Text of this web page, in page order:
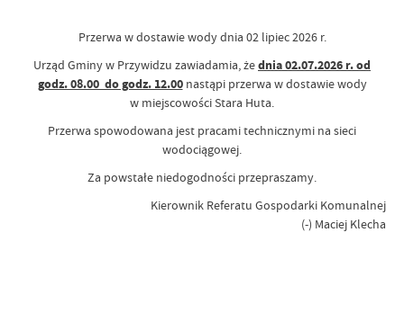
Przerwa w dostawie wody dnia 02 lipiec 2026 r.
Urząd Gminy w Przywidzu zawiadamia, żednia 02.07.2026 r. od
godz. 08.00 do godz. 12.00nastąpi przerwa w dostawie wody
w miejscowości Stara Huta.
Przerwa spowodowana jest pracami technicznymi na sieci
wodociągowej.
Za powstałe niedogodności przepraszamy.
Kierownik Referatu Gospodarki Komunalnej
(-) Maciej Klecha